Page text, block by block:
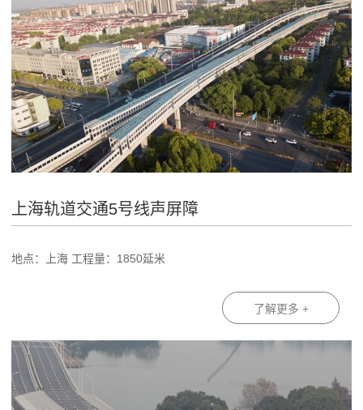
上海轨道交通5号线声屏障
地点：上海 工程量：1850延米
了解更多 +